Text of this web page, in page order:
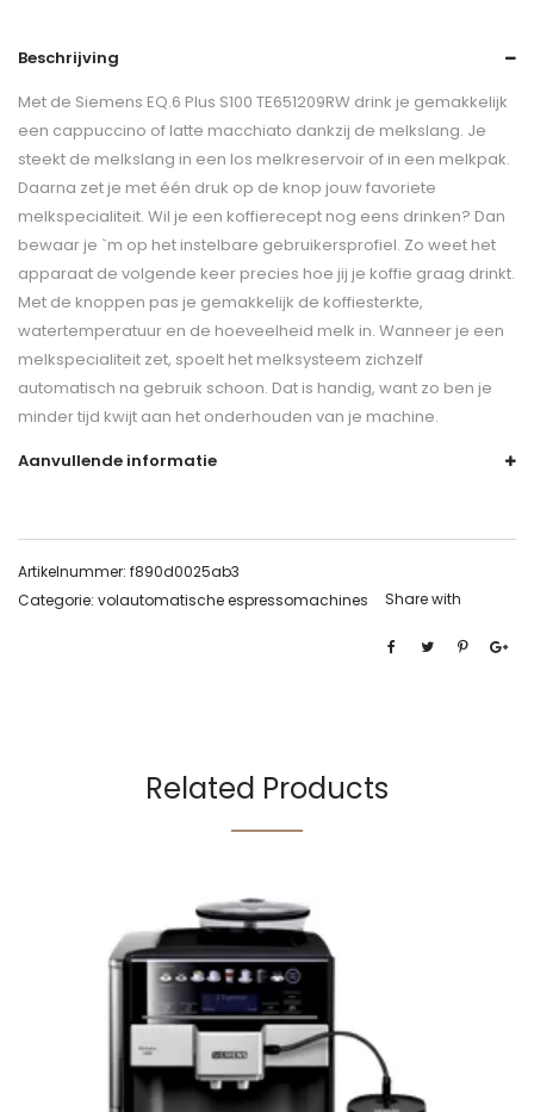
Beschrijving
Met de Siemens EQ.6 Plus S100 TE651209RW drink je gemakkelijk
een cappuccino of latte macchiato dankzij de melkslang. Je
steekt de melkslang in een los melkreservoir of in een melkpak.
Daarna zet je met één druk op de knop jouw favoriete
melkspecialiteit. Wil je een koffierecept nog eens drinken? Dan
bewaar je `m op het instelbare gebruikersprofiel. Zo weet het
apparaat de volgende keer precies hoe jij je koffie graag drinkt.
Met de knoppen pas je gemakkelijk de koffiesterkte,
watertemperatuur en de hoeveelheid melk in. Wanneer je een
melkspecialiteit zet, spoelt het melksysteem zichzelf
automatisch na gebruik schoon. Dat is handig, want zo ben je
minder tijd kwijt aan het onderhouden van je machine.
Aanvullende informatie
Artikelnummer: f890d0025ab3
Categorie: volautomatische espressomachines Share with
Related Products